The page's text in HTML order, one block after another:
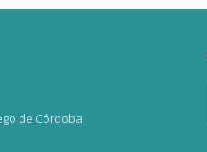
de Córdoba